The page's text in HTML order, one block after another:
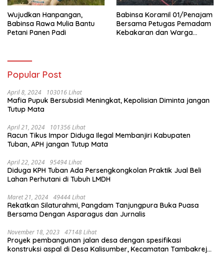
Wujudkan Hanpangan,
Babinsa Rawa Mulia Bantu
Petani Panen Padi
Babinsa Koramil 01/Penajam
Bersama Petugas Pemadam
Kebakaran dan Warga
Popular Post
April 8, 2024 103016 Lihat
Mafia Pupuk Bersubsidi Meningkat, Kepolisian Diminta jangan
Tutup Mata
April 21, 2024 101356 Lihat
Racun Tikus Impor Diduga Ilegal Membanjiri Kabupaten
Tuban, APH jangan Tutup Mata
April 22, 2024 95494 Lihat
Diduga KPH Tuban Ada Persengkongkolan Praktik Jual Beli
Lahan Perhutani di Tubuh LMDH
Maret 21, 2024 49444 Lihat
Rekatkan Silaturahmi, Pangdam Tanjungpura Buka Puasa
Bersama Dengan Asparagus dan Jurnalis
November 18, 2023 47148 Lihat
Proyek pembangunan jalan desa dengan spesifikasi
konstruksi aspal di Desa Kalisumber, Kecamatan Tambakrejo,